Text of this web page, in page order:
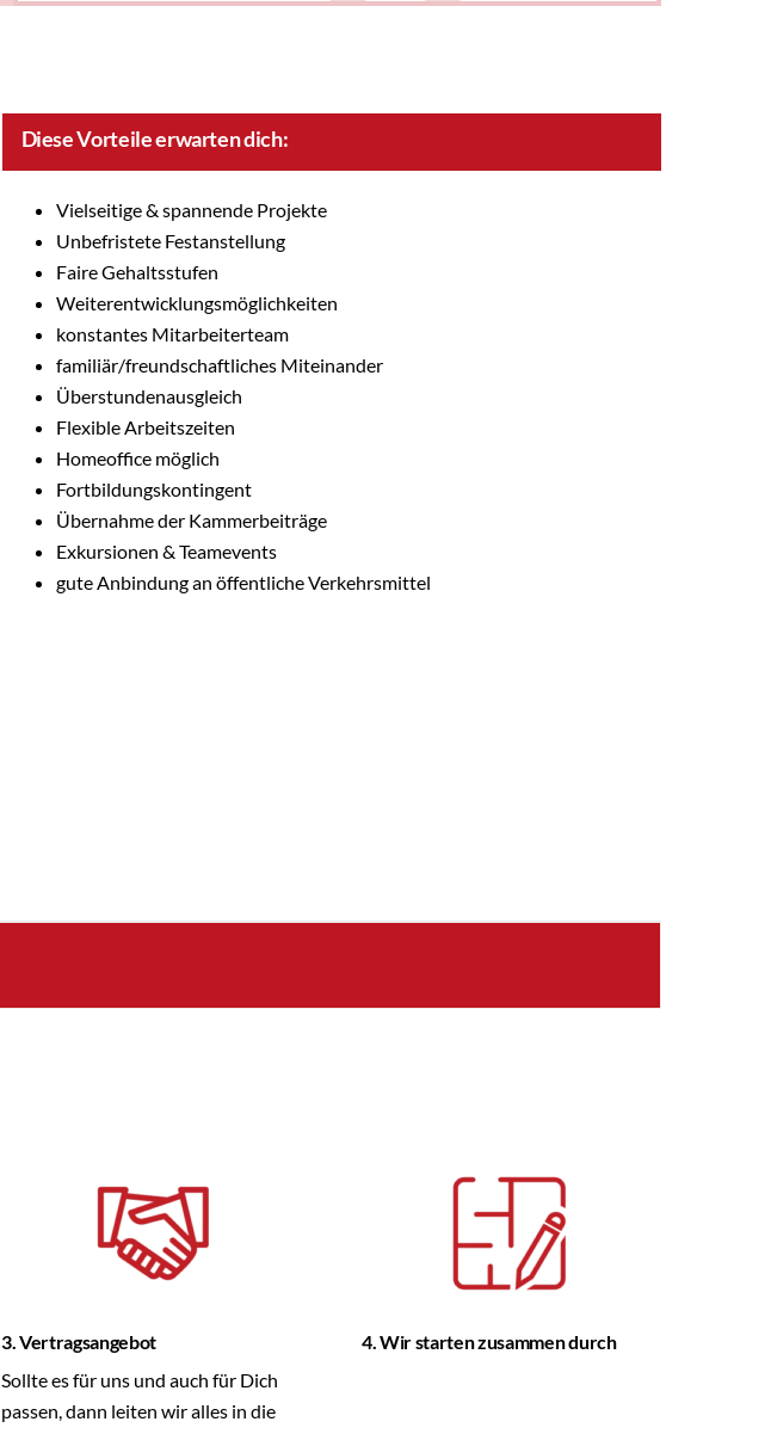
Diese Vorteile erwarten dich:
Vielseitige & spannende Projekte
Unbefristete Festanstellung
Faire Gehaltsstufen
Weiterentwicklungsmöglichkeiten
konstantes Mitarbeiterteam
familiär/freundschaftliches Miteinander
Überstundenausgleich
Flexible Arbeitszeiten
Homeoffice möglich
Fortbildungskontingent
Übernahme der Kammerbeiträge
Exkursionen & Teamevents
gute Anbindung an öffentliche Verkehrsmittel
3. Vertragsangebot
Sollte es für uns und auch für Dich
passen, dann leiten wir alles in die
4. Wir starten zusammen durch